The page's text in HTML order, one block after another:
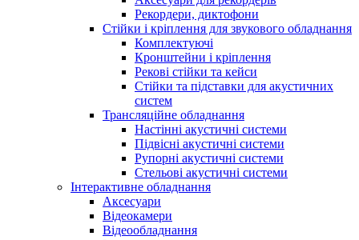
Рекордери, диктофони
Стійки і кріплення для звукового обладнання
Комплектуючі
Кронштейни і кріплення
Рекові стійки та кейси
Стійки та підставки для акустичних
систем
Трансляційне обладнання
Настінні акустичні системи
Підвісні акустичні системи
Рупорні акустичні системи
Стельові акустичні системи
Інтерактивне обладнання
Аксесуари
Відеокамери
Відеообладнання